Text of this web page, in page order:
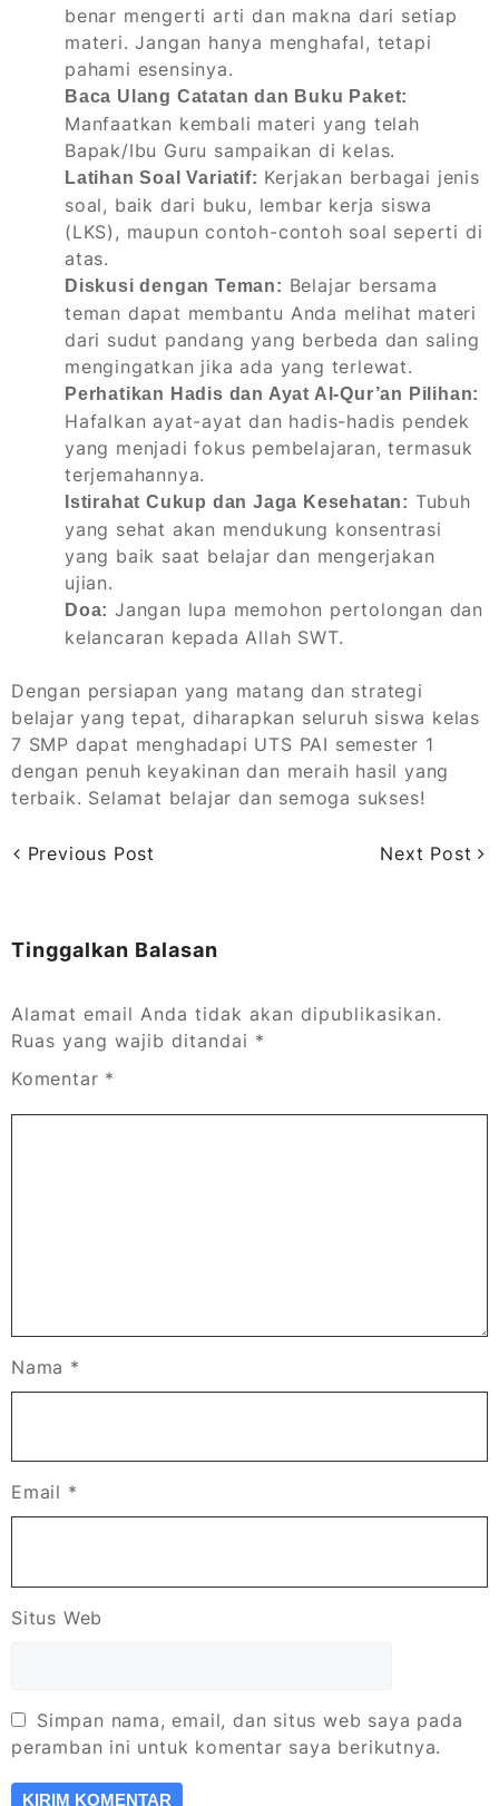
benar mengerti arti dan makna dari setiap
materi. Jangan hanya menghafal, tetapi
pahami esensinya.
Baca Ulang Catatan dan Buku Paket:
Manfaatkan kembali materi yang telah
Bapak/Ibu Guru sampaikan di kelas.
Latihan Soal Variatif: Kerjakan berbagai jenis
soal, baik dari buku, lembar kerja siswa
(LKS), maupun contoh-contoh soal seperti di
atas.
Diskusi dengan Teman: Belajar bersama
teman dapat membantu Anda melihat materi
dari sudut pandang yang berbeda dan saling
mengingatkan jika ada yang terlewat.
Perhatikan Hadis dan Ayat Al-Qur’an Pilihan:
Hafalkan ayat-ayat dan hadis-hadis pendek
yang menjadi fokus pembelajaran, termasuk
terjemahannya.
Istirahat Cukup dan Jaga Kesehatan: Tubuh
yang sehat akan mendukung konsentrasi
yang baik saat belajar dan mengerjakan
ujian.
Doa: Jangan lupa memohon pertolongan dan
kelancaran kepada Allah SWT.
Dengan persiapan yang matang dan strategi
belajar yang tepat, diharapkan seluruh siswa kelas
7 SMP dapat menghadapi UTS PAI semester 1
dengan penuh keyakinan dan meraih hasil yang
terbaik. Selamat belajar dan semoga sukses!
Previous Post Next Post
Tinggalkan Balasan
Alamat email Anda tidak akan dipublikasikan.
Ruas yang wajib ditandai *
Komentar *
Nama *
Email *
Situs Web
Simpan nama, email, dan situs web saya pada
peramban ini untuk komentar saya berikutnya.